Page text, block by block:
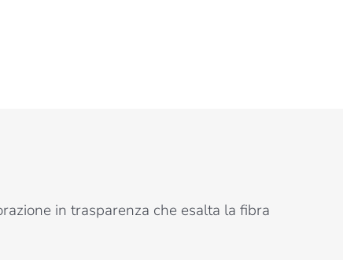
in trasparenza che esalta la fibra